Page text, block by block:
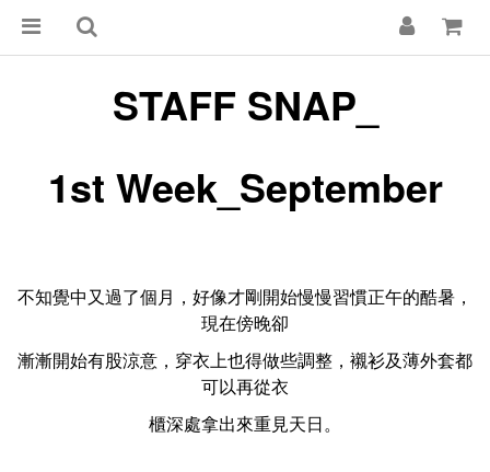
STAFF SNAP_
1st Week_September
不知覺中又過了個月，好像才剛開始慢慢習慣正午的酷暑，
現在傍晚卻
漸漸開始有股涼意，穿衣上也得做些調整，襯衫及薄外套都
可以再從衣
櫃深處拿出來重見天日。